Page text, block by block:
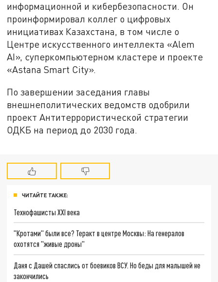
информационной и кибербезопасности. Он
проинформировал коллег о цифровых
инициативах Казахстана, в том числе о
Центре искусственного интеллекта «Alem
AI», суперкомпьютерном кластере и проекте
«Astana Smart City».
По завершении заседания главы
внешнеполитических ведомств одобрили
проект Антитеррористической стратегии
ОДКБ на период до 2030 года.
ЧИТАЙТЕ ТАКЖЕ:
Технофашисты XXI века
"Кротами" были все? Теракт в центре Москвы: На генералов
охотятся "живые дроны"
Даня с Дашей спаслись от боевиков ВСУ. Но беды для малышей не
закончились